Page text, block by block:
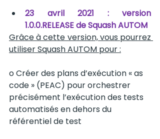
23 avril 2021 : version
1.0.0.RELEASE de Squash AUTOM
Grâce à cette version, vous pourrez
utiliser Squash AUTOM pour :
o Créer des plans d’exécution « as
code » (PEAC) pour orchestrer
précisément l’exécution des tests
automatisés en dehors du
référentiel de test